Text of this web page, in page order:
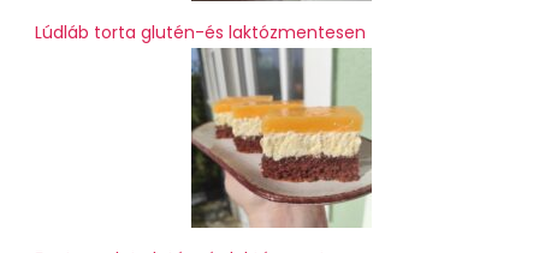
Lúdláb torta glutén-és laktózmentesen